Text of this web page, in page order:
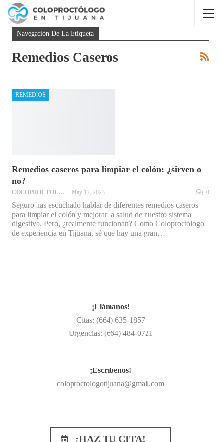
Navegación De La Etiqueta
Remedios Caseros
REMEDIOS
Remedios caseros para limpiar el colón: ¿sirven o
no?
COLOPROCTOLOGO May 17, 2023 0
Seguro has escuchado hablar de diferentes remedios caseros
para limpiar el colón y mejorar la salud de nuestro sistema
digestivo. Pero, ¿realmente funcionan? Como Coloproctólogo
de experiencia en Tijuana, sé que hay una gran…
¡Llámanos!
Citas: (664) 635-1857
Urgencias: (664) 484-0721
¡Escríbenos!
coloproctologotijuana@gmail.com
¡HAZ TU CITA!